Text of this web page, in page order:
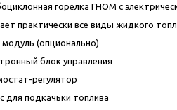
горелка ГНОМ с
практически все виды жидкого
модуль (опционально)
блок управления
регулятор
для подкачьки топлива